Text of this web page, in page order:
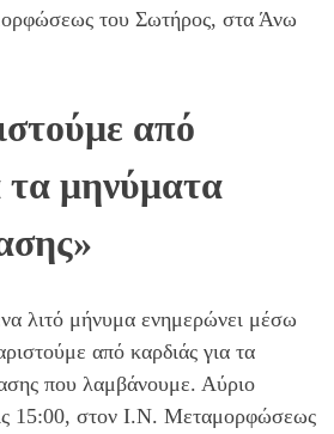
του Σωτήρος, στα Άνω
από
τα μηνύματα
λιτό μήνυμα ενημερώνει μέσω
από καρδιάς για τα
που λαμβάνουμε. Αύριο
15:00, στον Ι.Ν. Μεταμορφώσεως